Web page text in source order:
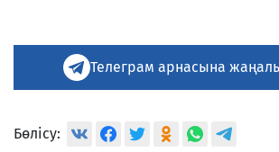
Телеграм арнасына
Бөлісу: